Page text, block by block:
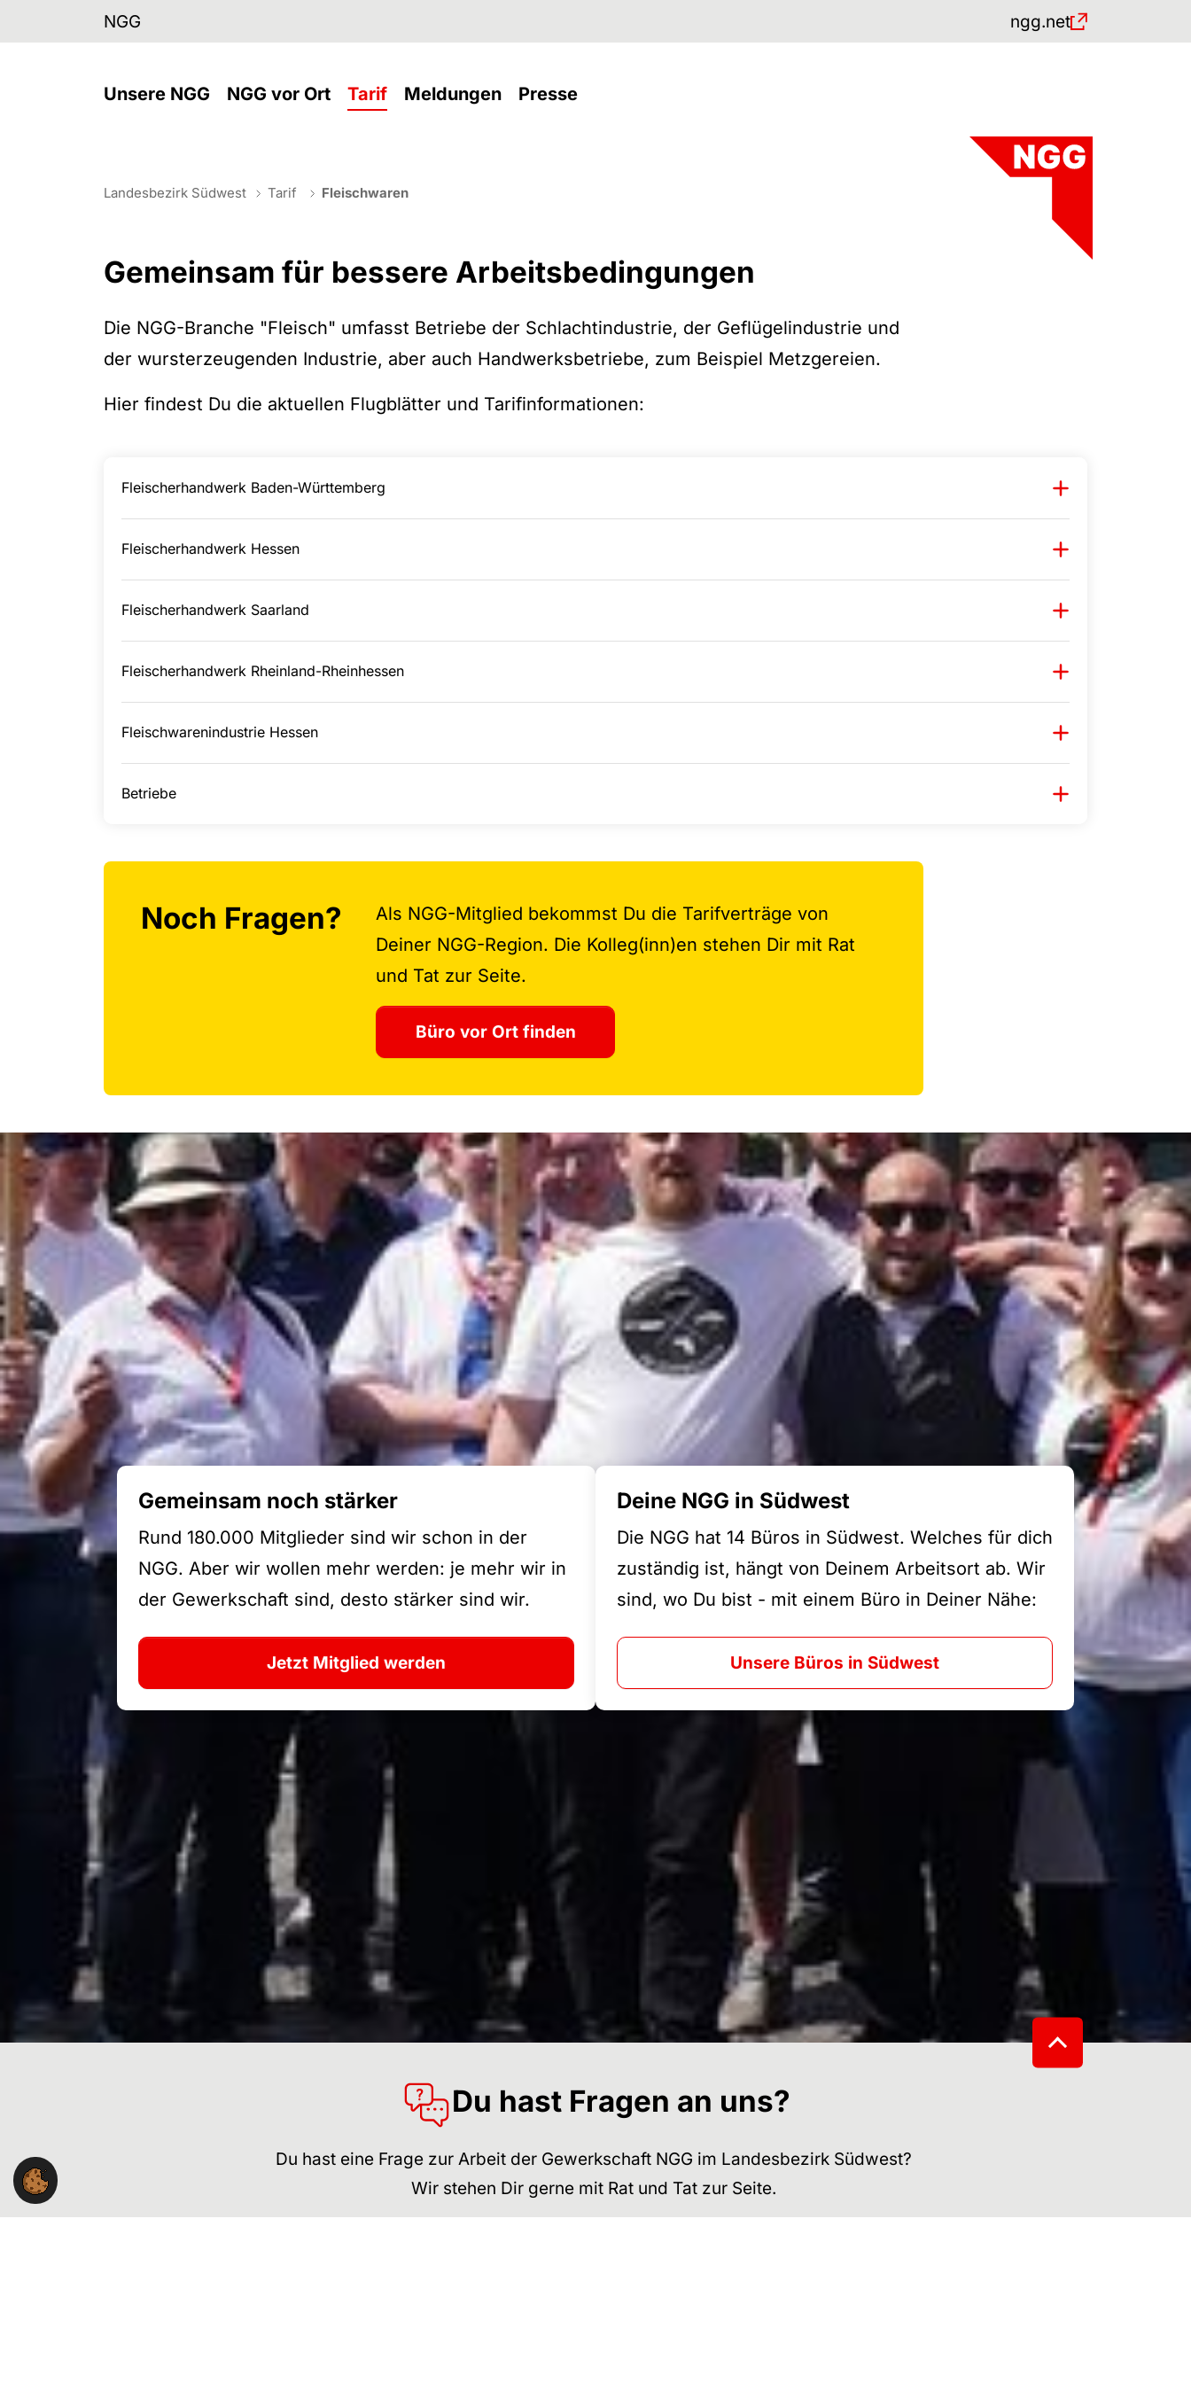
Skip to main navigation
Skip to main content
Skip to page footer
NGG ngg.net
Unsere NGG (current)
NGG vor Ort Tarif(current)
Meldungen Presse(current)
Fleischwaren
You are here:
Landesbezirk Südwest Tarif Fleischwaren
Gemeinsam für bessere Arbeitsbedingungen
Die NGG-Branche "Fleisch" umfasst Betriebe der Schlachtindustrie, der Geflügelindustrie und
der wursterzeugenden Industrie, aber auch Handwerksbetriebe, zum Beispiel Metzgereien.
Hier findest Du die aktuellen Flugblätter und Tarifinformationen:
Fleischerhandwerk Baden-Württemberg
Fleischerhandwerk Hessen
Fleischerhandwerk Saarland
Fleischerhandwerk Rheinland-Rheinhessen
Fleischwarenindustrie Hessen
Betriebe
Noch Fragen?
Als NGG-Mitglied bekommst Du die Tarifverträge von
Deiner NGG-Region. Die Kolleg(inn)en stehen Dir mit Rat
und Tat zur Seite.
Büro vor Ort finden
Gemeinsam noch stärker
Rund 180.000 Mitglieder sind wir schon in der
NGG. Aber wir wollen mehr werden: je mehr wir in
der Gewerkschaft sind, desto stärker sind wir.
Jetzt Mitglied werden
Deine NGG in Südwest
Die NGG hat 14 Büros in Südwest. Welches für dich
zuständig ist, hängt von Deinem Arbeitsort ab. Wir
sind, wo Du bist - mit einem Büro in Deiner Nähe:
Unsere Büros in Südwest
Du hast Fragen an uns?
Du hast eine Frage zur Arbeit der Gewerkschaft NGG im Landesbezirk Südwest?
Wir stehen Dir gerne mit Rat und Tat zur Seite.